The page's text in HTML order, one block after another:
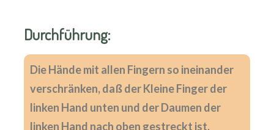
Durchführung:
Die Hände mit allen Fingern so ineinander
verschränken, daß der Kleine Finger der
linken Hand unten und der Daumen der
linken Hand nach oben gestreckt ist.